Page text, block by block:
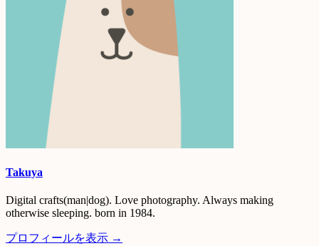
Takuya
Digital crafts(man|dog). Love photography. Always making
otherwise sleeping. born in 1984.
プロフィールを表示 →